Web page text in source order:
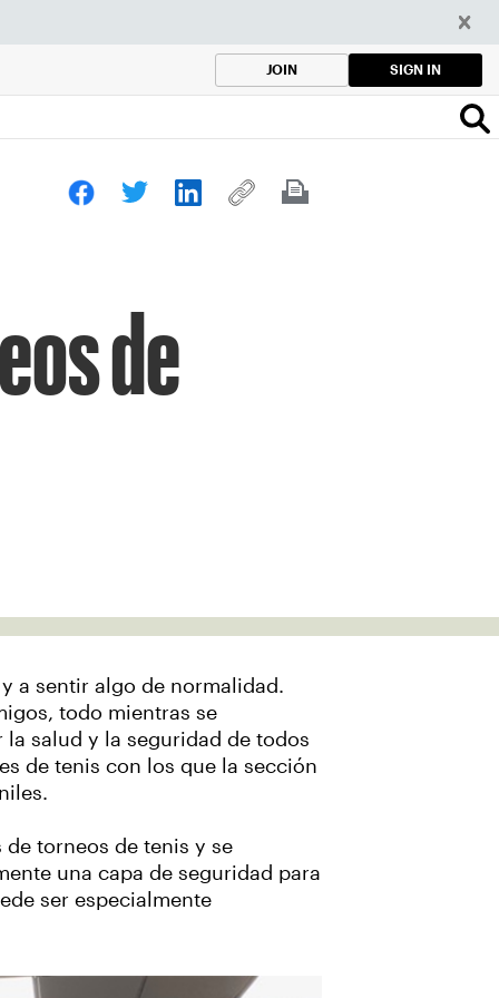
JOIN SIGN IN
de
a sentir algo de normalidad.
todo mientras se
salud y la seguridad de todos
de tenis con los que la sección
torneos de tenis y se
una capa de seguridad para
ser especialmente